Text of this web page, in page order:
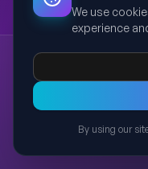
Lemonsai Strategic
Lemonsai strategický plán
15-ročný strategický
Platform s dôrazom na
ťažkom priemysle.
We use
experience
By using our